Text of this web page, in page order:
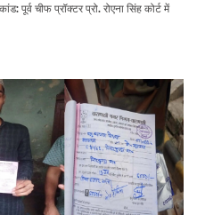
पूर्व चीफ प्रॉक्टर प्रो. रोएना सिंह कोर्ट में